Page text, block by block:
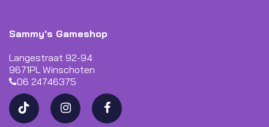
Sammy's Gameshop
Langestraat 92-94
9671PL Winschoten
06 24746375